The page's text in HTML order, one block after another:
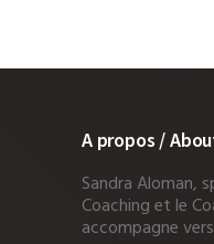
A propos /
Sandra Aloman,
Coaching et le
accompagne